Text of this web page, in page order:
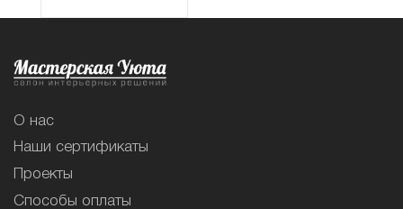
О нас
Наши сертификаты
Проекты
Способы оплаты